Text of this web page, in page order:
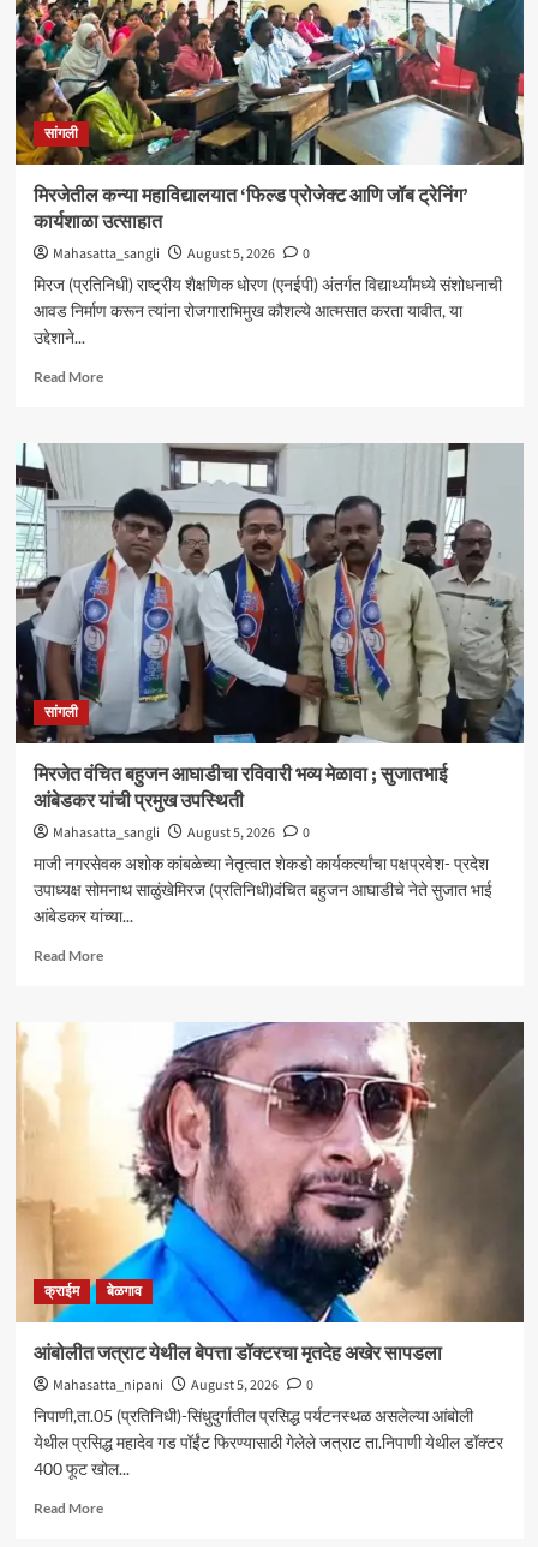
सांगली
मिरजेतील कन्या महाविद्यालयात ‘फिल्ड प्रोजेक्ट आणि जॉब ट्रेनिंग’
कार्यशाळा उत्साहात
Mahasatta_sangli August 5, 2026
0
मिरज (प्रतिनिधी) राष्ट्रीय शैक्षणिक धोरण (एनईपी) अंतर्गत विद्यार्थ्यांमध्ये संशोधनाची
आवड निर्माण करून त्यांना रोजगाराभिमुख कौशल्ये आत्मसात करता यावीत, या
उद्देशाने...
Read MoreRead
मिरजेतील
महाविद्यालयात
‘फिल्ड
प्रोजेक्ट
आणि
जॉब
ट्रेनिंग’
कार्यशाळा
उत्साहात
सांगली
मिरजेत वंचित बहुजन आघाडीचा रविवारी भव्य मेळावा ; सुजातभाई
आंबेडकर यांची प्रमुख उपस्थिती
Mahasatta_sangli August 5, 2026
0
माजी नगरसेवक अशोक कांबळेच्या नेतृत्वात शेकडो कार्यकर्त्यांचा पक्षप्रवेश- प्रदेश
उपाध्यक्ष सोमनाथ साळुंखेमिरज (प्रतिनिधी)वंचित बहुजन आघाडीचे नेते सुजात भाई
आंबेडकर यांच्या...
Read MoreRead
आघाडीचा
रविवारी
मेळावा
सुजातभाई
आंबेडकर
प्रमुख
उपस्थिती
क्राईम बेळगाव
आंबोलीत जत्राट येथील बेपत्ता डॉक्टरचा मृतदेह अखेर सापडला
Mahasatta_nipani August 5, 2026
0
निपाणी,ता.05 (प्रतिनिधी)-सिंधुदुर्गातील प्रसिद्ध पर्यटनस्थळ असलेल्या आंबोली
येथील प्रसिद्ध महादेव गड पॉईंट फिरण्यासाठी गेलेले जत्राट ता.निपाणी येथील डॉक्टर
400 फूट खोल...
Read MoreRead